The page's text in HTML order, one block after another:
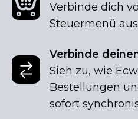
Verbinde dich
Steuermenü
Verbinde
Sieh zu, wie
Bestellungen
sofort